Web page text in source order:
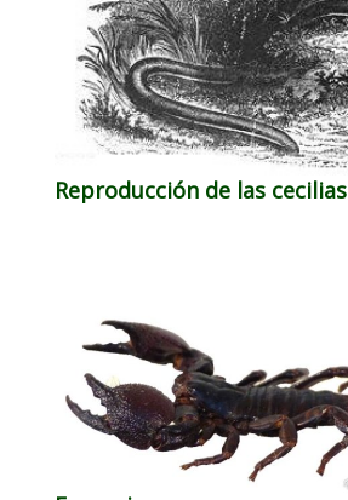
Reproducción de las cecilias